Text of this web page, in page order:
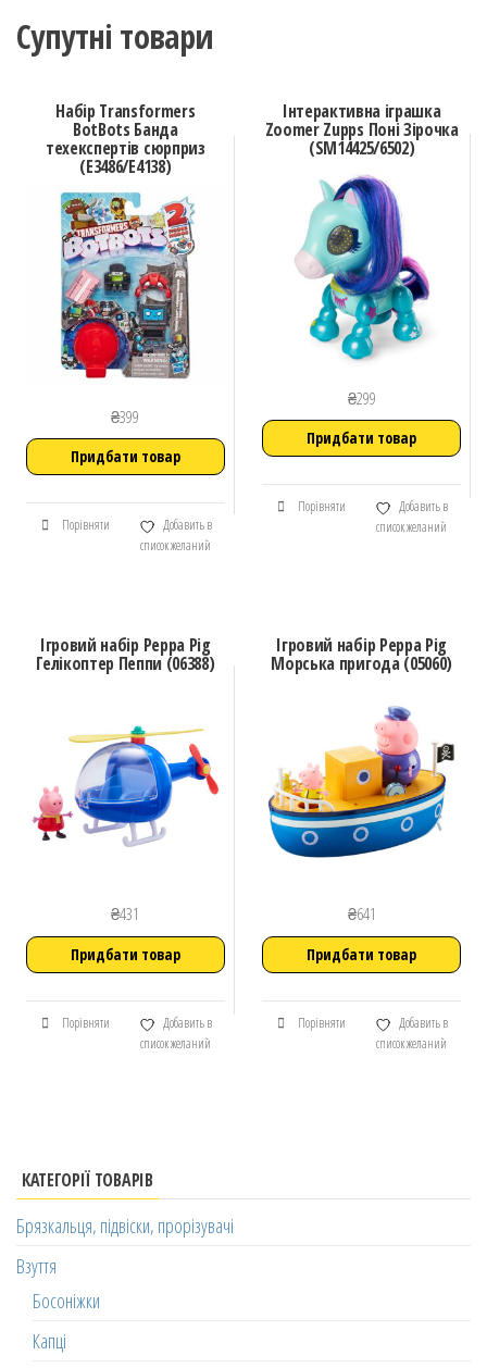
Супутні товари
Набір Transformers
BotBots Банда
техекспертів сюрприз
(E3486/E4138)
₴399
Придбати товар
Порівняти
Добавить в
список желаний
Інтерактивна іграшка
Zoomer Zupps Поні Зірочка
(SM14425/6502)
₴299
Придбати товар
Порівняти
Добавить в
список желаний
Ігровий набір Peppa Pig
Гелікоптер Пеппи (06388)
₴431
Придбати товар
Порівняти
Добавить в
список желаний
Ігровий набір Peppa Pig
Морська пригода (05060)
₴641
Придбати товар
Порівняти
Добавить в
список желаний
КАТЕГОРІЇ ТОВАРІВ
Брязкальця, підвіски, прорізувачі
Взуття
Босоніжки
Капці